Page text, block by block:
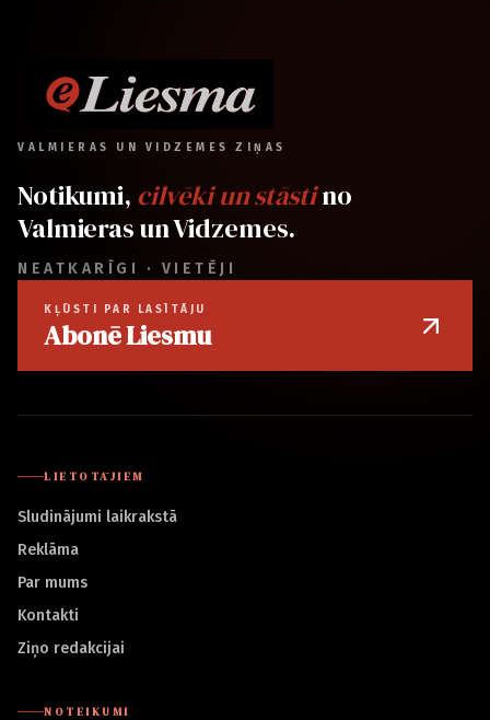
VALMIERAS UN VIDZEMES ZIŅAS
Notikumi, cilvēki un stāstino
Valmieras un Vidzemes.
NEATKARĪGI · VIETĒJI
KĻŪSTI PAR LASĪTĀJU
Abonē Liesmu
LIETOTĀJIEM
Sludinājumi laikrakstā
Reklāma
Par mums
Kontakti
Ziņo redakcijai
NOTEIKUMI